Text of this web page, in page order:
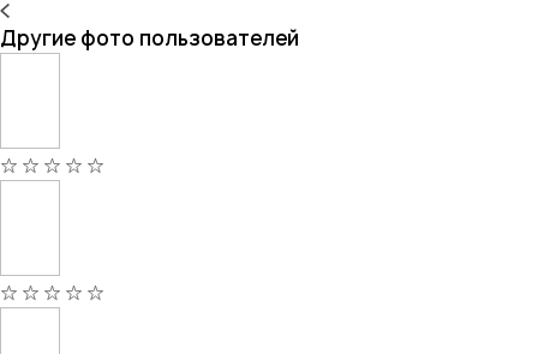
Другие фото пользователей